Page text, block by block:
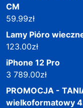
CM
59.99zł
Lamy Pióro
123.00zł
iPhone 12 Pro
3 789.00zł
PROMOCJA -
wielkoformatowy